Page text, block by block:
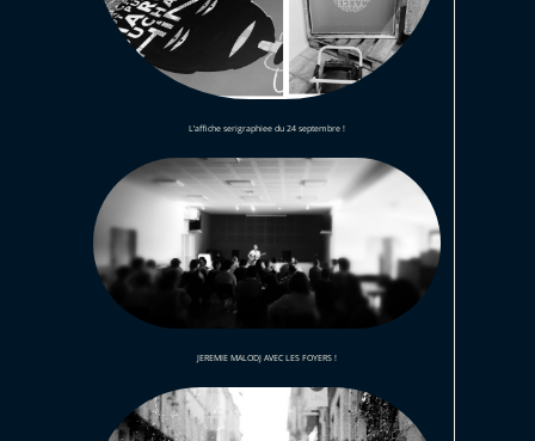
L’affiche serigraphiee du 24 septembre !
JEREMIE MALODJ AVEC LES FOYERS !